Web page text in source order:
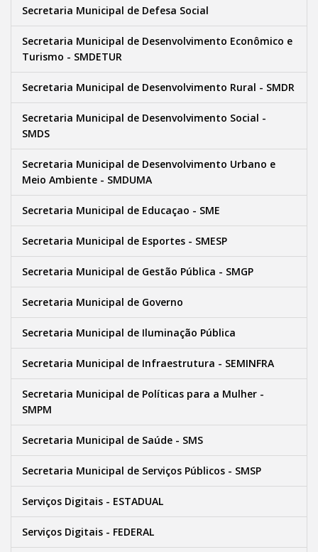
Secretaria Municipal de Defesa Social
Secretaria Municipal de Desenvolvimento Econômico e
Turismo - SMDETUR
Secretaria Municipal de Desenvolvimento Rural - SMDR
Secretaria Municipal de Desenvolvimento Social -
SMDS
Secretaria Municipal de Desenvolvimento Urbano e
Meio Ambiente - SMDUMA
Secretaria Municipal de Educaçao - SME
Secretaria Municipal de Esportes - SMESP
Secretaria Municipal de Gestão Pública - SMGP
Secretaria Municipal de Governo
Secretaria Municipal de Iluminação Pública
Secretaria Municipal de Infraestrutura - SEMINFRA
Secretaria Municipal de Políticas para a Mulher -
SMPM
Secretaria Municipal de Saúde - SMS
Secretaria Municipal de Serviços Públicos - SMSP
Serviços Digitais - ESTADUAL
Serviços Digitais - FEDERAL